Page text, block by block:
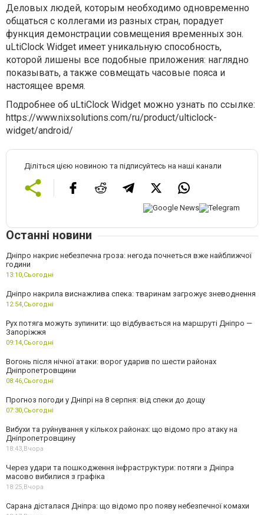
Деловых людей, которым необходимо одновременно
общаться с коллегами из разных стран, порадует
функция демонстрации совмещения временных зон.
uLtiClock Widget имеет уникальную способность,
которой лишены все подобные приложения: наглядно
показывать, а также совмещать часовые пояса и
настоящее время.
Подробнее об uLtiClock Widget можно узнать по ссылке:
https://www.nixsolutions.com/ru/product/ulticlock-
widget/android/
Діліться цією новиною та підписуйтесь на наші канали
Останні новини
Дніпро накриє небезпечна гроза: негода почнеться вже найближчої
години
13:10, Сьогодні
Дніпро накрила виснажлива спека: тваринам загрожує зневоднення
12:54, Сьогодні
Рух потяга можуть зупинити: що відбувається на маршруті Дніпро —
Запоріжжя
09:14, Сьогодні
Вогонь після нічної атаки: ворог ударив по шести районах
Дніпропетровщини
08:46, Сьогодні
Прогноз погоди у Дніпрі на 8 серпня: від спеки до дощу
07:30, Сьогодні
Вибухи та руйнування у кількох районах: що відомо про атаку на
Дніпропетровщину
18:43, Вчора
Через удари та пошкодження інфраструктури: потяги з Дніпра
масово вибилися з графіка
18:25, Вчора
Сарана дісталася Дніпра: що відомо про появу небезпечної комахи